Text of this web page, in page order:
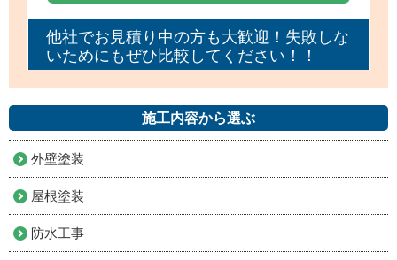
他社でお見積り中の方も大歓迎！失敗しな
いためにもぜひ比較してください！！
施工内容から選ぶ
外壁塗装
屋根塗装
防水工事